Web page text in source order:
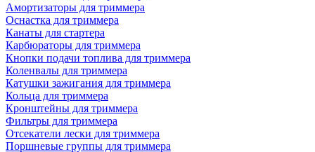
Амортизаторы для триммера
Оснастка для триммера
Канаты для стартера
Карбюраторы для триммера
Кнопки подачи топлива для триммера
Коленвалы для триммера
Катушки зажигания для триммера
Кольца для триммера
Кронштейны для триммера
Фильтры для триммера
Отсекатели лески для триммера
Поршневые группы для триммера